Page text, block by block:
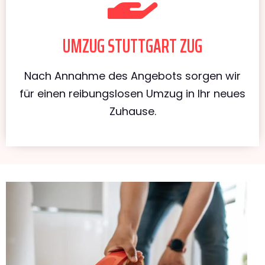
UMZUG STUTTGART ZUG
Nach Annahme des Angebots sorgen wir
für einen reibungslosen Umzug in Ihr neues
Zuhause.